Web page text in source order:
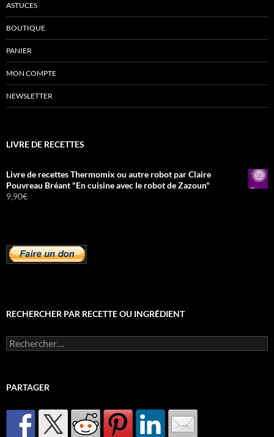
ASTUCES
BOUTIQUE
PANIER
MON COMPTE
NEWSLETTER
LIVRE DE RECETTES
Livre de recettes Thermomix ou autre robot par Claire
Pouvreau Bréant "En cuisine avec le robot de Zazoun"
9,90€
RECHERCHER PAR RECETTE OU INGRÉDIENT
Rechercher :
PARTAGER